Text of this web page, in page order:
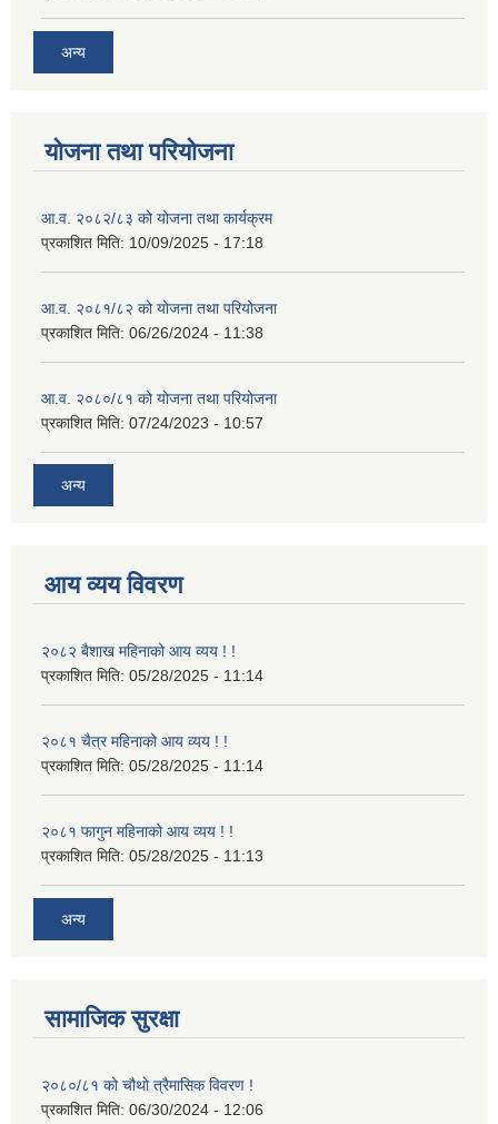
अन्य
योजना तथा परियोजना
आ.व. २०८२/८३ को योजना तथा कार्यक्रम
प्रकाशित मिति: 10/09/2025 - 17:18
आ.व. २०८१/८२ को योजना तथा परियोजना
प्रकाशित मिति: 06/26/2024 - 11:38
आ.व. २०८०/८१ को योजना तथा परियोजना
प्रकाशित मिति: 07/24/2023 - 10:57
अन्य
आय व्यय विवरण
२०८२ बैशाख महिनाको आय व्यय ! !
प्रकाशित मिति: 05/28/2025 - 11:14
२०८१ चैत्र महिनाको आय व्यय ! !
प्रकाशित मिति: 05/28/2025 - 11:14
२०८१ फागुन महिनाको आय व्यय ! !
प्रकाशित मिति: 05/28/2025 - 11:13
अन्य
सामाजिक सुरक्षा
२०८०/८१ को चौथो त्रैमासिक विवरण !
प्रकाशित मिति: 06/30/2024 - 12:06